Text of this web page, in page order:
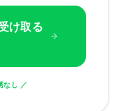
け取る
なし ／